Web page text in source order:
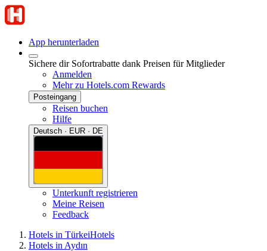
App herunterladen
Sichere dir Sofortrabatte dank Preisen für Mitglieder
Anmelden
Mehr zu Hotels.com Rewards
Posteingang
Reisen buchen
Hilfe
Deutsch · EUR · DE
Unterkunft registrieren
Meine Reisen
Feedback
Hotels in TürkeiHotels
Hotels in Aydın